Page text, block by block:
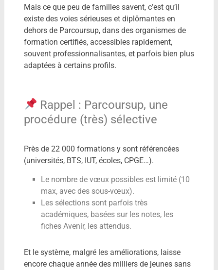
Mais ce que peu de familles savent, c’est qu’il
existe des voies sérieuses et diplômantes en
dehors de Parcoursup, dans des organismes de
formation certifiés, accessibles rapidement,
souvent professionnalisantes, et parfois bien plus
adaptées à certains profils.
Rappel : Parcoursup, une
procédure (très) sélective
Près de 22 000 formations y sont référencées
(universités, BTS, IUT, écoles, CPGE…).
Le nombre de vœux possibles est limité (10
max, avec des sous-vœux).
Les sélections sont parfois très
académiques, basées sur les notes, les
fiches Avenir, les attendus.
Et le système, malgré les améliorations, laisse
encore chaque année des milliers de jeunes sans